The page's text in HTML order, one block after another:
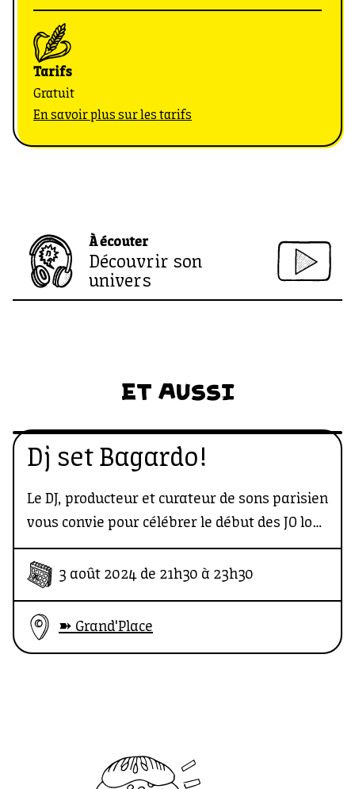
Tarifs
Gratuit
En savoir plus sur les tarifs
À écouter
Découvrir son
univers
ET AUSSI
Dj set Bagardo!
Le DJ, producteur et curateur de sons parisien
vous convie pour célébrer le début des JO lors
d'un set festif et éclectique, composé de
morceaux world, disco, funk et groove.
3 août 2024 de 21h30 à 23h30
➽ Grand'Place